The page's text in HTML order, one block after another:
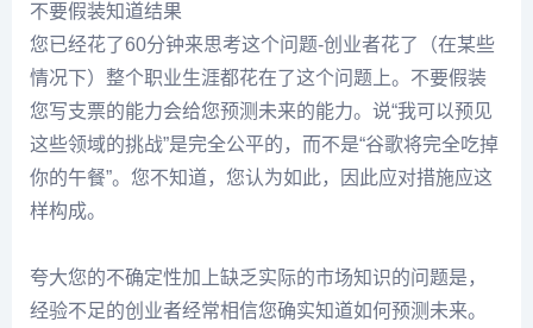
不要假装知道结果
您已经花了60分钟来思考这个问题-创业者花了（在某些
情况下）整个职业生涯都花在了这个问题上。不要假装
您写支票的能力会给您预测未来的能力。说“我可以预见
这些领域的挑战”是完全公平的，而不是“谷歌将完全吃掉
你的午餐”。您不知道，您认为如此，因此应对措施应这
样构成。
夸大您的不确定性加上缺乏实际的市场知识的问题是，
经验不足的创业者经常相信您确实知道如何预测未来。